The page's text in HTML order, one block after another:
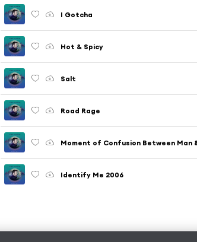
I Gotcha
Hot & Spicy
Salt
Road Rage
Moment of Confusion Between Man
Identify Me 2006